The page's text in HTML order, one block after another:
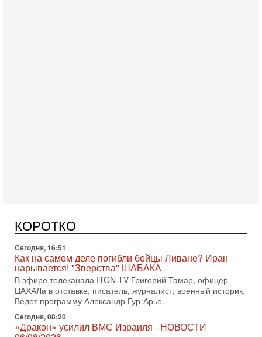
КОРОТКО
Сегодня, 16:51
Как на самом деле погибли бойцы Ливане? Иран
В эфире телеканала ITON-TV Григорий Тамар, офицер
ЦАХАЛа в отставке, писатель, журналист, военный историк.
Ведет программу Александр Гур-Арье.
Сегодня, 08:20
«Дракон» усилил ВМС Израиля - НОВОСТИ
06/08/2026
Германия передала Израилю новейшую подводную лодку
АХИ «Дракон», которую называют самой мощной